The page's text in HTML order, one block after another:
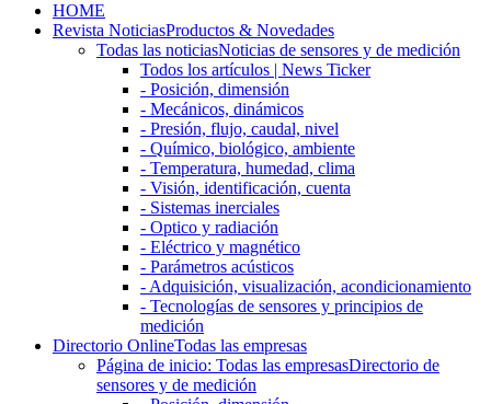
HOME
Revista NoticiasProductos & Novedades
Todas las noticiasNoticias de sensores y de medición
Todos los artículos | News Ticker
- Posición, dimensión
- Mecánicos, dinámicos
- Presión, flujo, caudal, nivel
- Químico, biológico, ambiente
- Temperatura, humedad, clima
- Visión, identificación, cuenta
- Sistemas inerciales
- Optico y radiación
- Eléctrico y magnético
- Parámetros acústicos
- Adquisición, visualización, acondicionamiento
- Tecnologías de sensores y principios de
medición
Directorio OnlineTodas las empresas
Página de inicio: Todas las empresasDirectorio de
sensores y de medición